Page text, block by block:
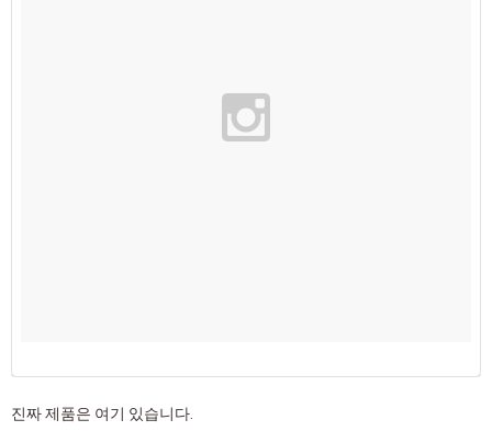
진짜 제품은 여기 있습니다.